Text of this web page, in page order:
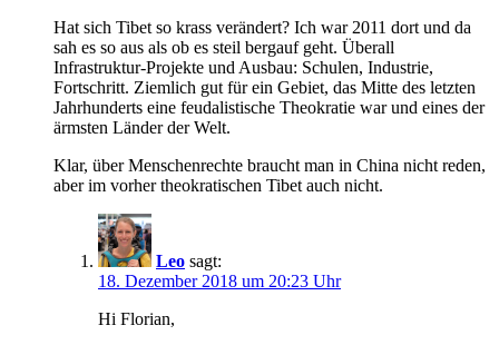
Hat sich Tibet so krass verändert? Ich war 2011 dort und da
sah es so aus als ob es steil bergauf geht. Überall
Infrastruktur-Projekte und Ausbau: Schulen, Industrie,
Fortschritt. Ziemlich gut für ein Gebiet, das Mitte des letzten
Jahrhunderts eine feudalistische Theokratie war und eines der
ärmsten Länder der Welt.
Klar, über Menschenrechte braucht man in China nicht reden,
aber im vorher theokratischen Tibet auch nicht.
Leo sagt:
18. Dezember 2018 um 20:23 Uhr
Hi Florian,